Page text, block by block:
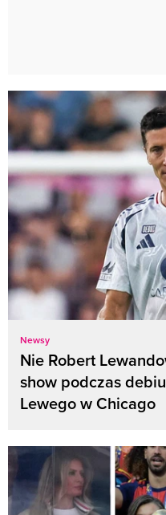
Newsy
Nie Robert
show podczas
Lewego w Chicago